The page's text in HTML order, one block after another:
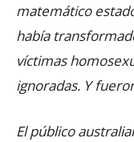
matemático
había
víctimas
ignoradas. Y
El público